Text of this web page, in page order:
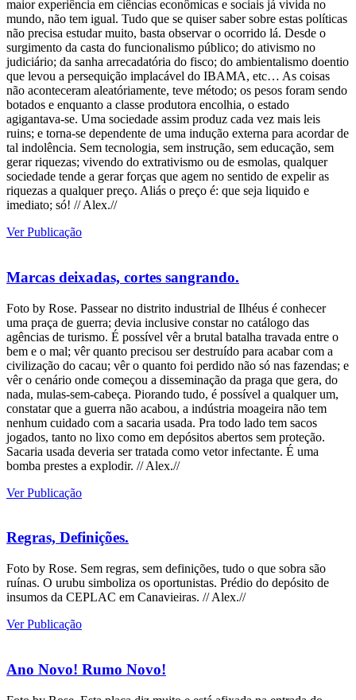
maior experiência em ciências econômicas e sociais já vivida no
mundo, não tem igual. Tudo que se quiser saber sobre estas políticas
não precisa estudar muito, basta observar o ocorrido lá. Desde o
surgimento da casta do funcionalismo público; do ativismo no
judiciário; da sanha arrecadatória do fisco; do ambientalismo doentio
que levou a persequição implacável do IBAMA, etc… As coisas
não aconteceram aleatóriamente, teve método; os pesos foram sendo
botados e enquanto a classe produtora encolhia, o estado
agigantava-se. Uma sociedade assim produz cada vez mais leis
ruins; e torna-se dependente de uma indução externa para acordar de
tal indolência. Sem tecnologia, sem instrução, sem educação, sem
gerar riquezas; vivendo do extrativismo ou de esmolas, qualquer
sociedade tende a gerar forças que agem no sentido de expelir as
riquezas a qualquer preço. Aliás o preço é: que seja liquido e
imediato; só! // Alex.//
Ver Publicação
Marcas deixadas, cortes sangrando.
Foto by Rose. Passear no distrito industrial de Ilhéus é conhecer
uma praça de guerra; devia inclusive constar no catálogo das
agências de turismo. É possível vêr a brutal batalha travada entre o
bem e o mal; vêr quanto precisou ser destruído para acabar com a
civilização do cacau; vêr o quanto foi perdido não só nas fazendas; e
vêr o cenário onde começou a disseminação da praga que gera, do
nada, mulas-sem-cabeça. Piorando tudo, é possível a qualquer um,
constatar que a guerra não acabou, a indústria moageira não tem
nenhum cuidado com a sacaria usada. Pra todo lado tem sacos
jogados, tanto no lixo como em depósitos abertos sem proteção.
Sacaria usada deveria ser tratada como vetor infectante. É uma
bomba prestes a explodir. // Alex.//
Ver Publicação
Regras, Definições.
Foto by Rose. Sem regras, sem definições, tudo o que sobra são
ruínas. O urubu simboliza os oportunistas. Prédio do depósito de
insumos da CEPLAC em Canavieiras. // Alex.//
Ver Publicação
Ano Novo! Rumo Novo!